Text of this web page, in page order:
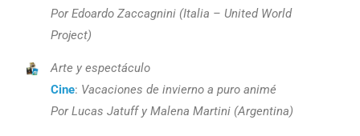
Por Edoardo Zaccagnini (Italia – United World
Project)
Arte y espectáculo
Cine: Vacaciones de invierno a puro animé
Por Lucas Jatuff y Malena Martini (Argentina)